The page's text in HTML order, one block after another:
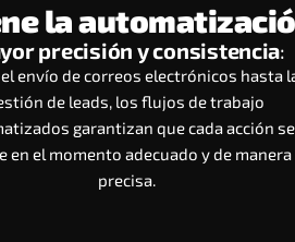
la
precisión y consistencia:
el envío de correos electrónicos hasta
de leads, los flujos de trabajo
garantizan que cada acción se
en el momento adecuado y de manera
precisa.